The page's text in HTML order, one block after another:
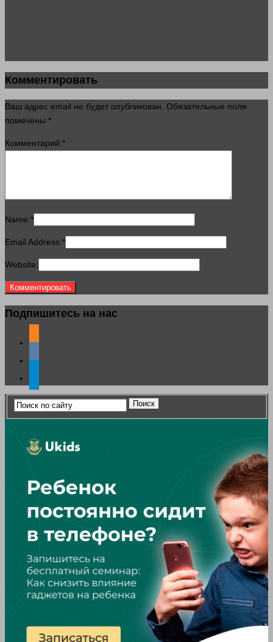
Комментировать
Ваш адрес email не будет опубликован. Обязательные поля
помечены *
Комментарий:*
Name:*
Email Address:*
Website:
Подпишитесь на нас